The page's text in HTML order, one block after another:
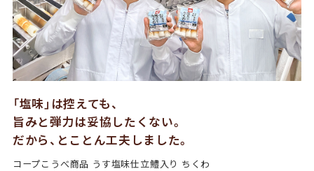
「塩味」は控えても、
旨みと弾力は妥協したくない。
だから、とことん工夫しました。
コープこうべ商品 うす塩味仕立鱧入り ちくわ